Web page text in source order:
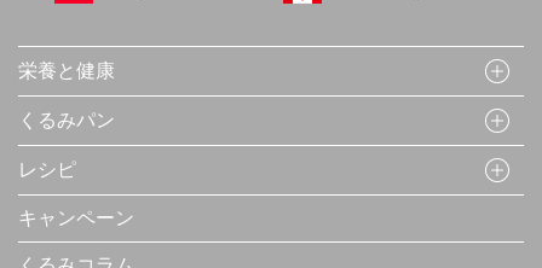
栄養と健康
くるみパン
レシピ
キャンペーン